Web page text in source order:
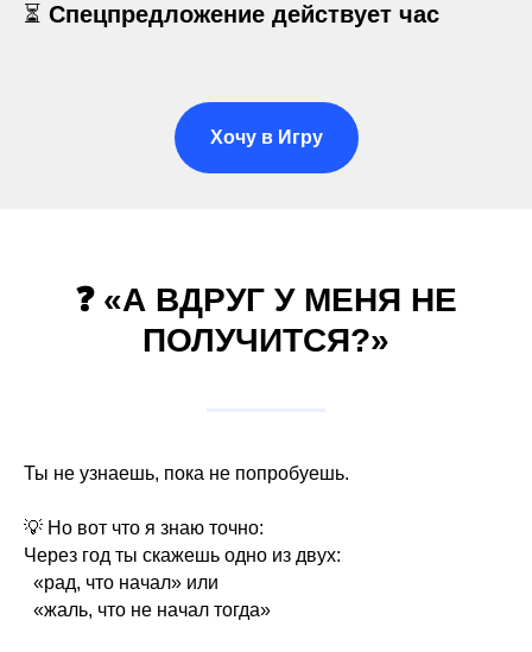
⏳ Спецпредложение действует час
Хочу в Игру
❓ «А ВДРУГ У МЕНЯ НЕ
ПОЛУЧИТСЯ?»
Ты не узнаешь, пока не попробуешь.
💡 Но вот что я знаю точно:
Через год ты скажешь одно из двух:
«рад, что начал» или
«жаль, что не начал тогда»